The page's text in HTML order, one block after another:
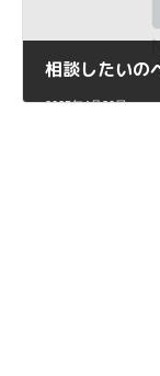
相談したいの
2025年4月30日